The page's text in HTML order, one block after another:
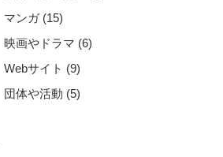
マンガ (15)
映画やドラマ (6)
Webサイト (9)
団体や活動 (5)